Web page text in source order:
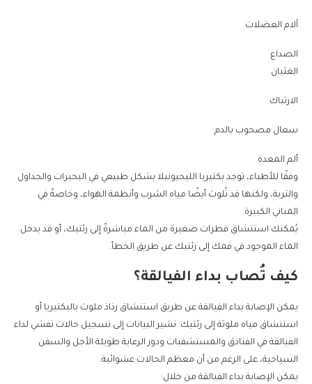
آلام العضلات
الصداع
الغثيان
الارتباك
سعال مصحوب بالدم
ألم المعدة
وفقًا للأطباء، توجد بكتيريا الليجيونيلا بشكل طبيعي في البحيرات والجداول
والتربة، ولكنها قد تُلوث أيضًا مياه الشرب وأنظمة الهواء، وخاصةً في
المباني الكبيرة.
يُمكنك استنشاق قطرات صغيرة من الماء مباشرةً إلى رئتيك، أو قد يدخل
الماء الموجود في فمك إلى رئتيك عن طريق الخطأ.
كيف تُصاب بداء الفيالقة؟
يمكن الإصابة بداء الفيالقة عن طريق استنشاق رذاذ ملوث بالبكتيريا أو
استنشاق مياه ملوثة إلى رئتيك. تشير البيانات إلى تسجيل حالات تفشي لداء
الفيالقة في الفنادق والمستشفيات ودور الرعاية طويلة الأجل والسفن
السياحية، على الرغم من أن معظم الحالات عشوائية.
يمكن الإصابة بداء الفيالقة من خلال: